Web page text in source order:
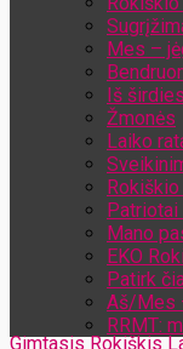
Mes –
Iš
Žmonės
Laiko
Mano
EKO
Patirk
Aš/Mes
RRMT:
Gimtasis Rokiškis